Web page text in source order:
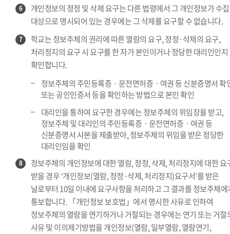
6
개인정보의 정정 및 삭제 요구는 다른 법령에서 그 개인정보가 수집
대상으로 명시되어 있는 경우에는 그 삭제를 요구할 수 없습니다.
7
학교는 정보주체의 권리에 따른 열람의 요구, 정정·삭제의 요구,
처리정지의 요구 시 요구를 한 자가 본인이거나 정당한 대리인인지
확인합니다.
정보주체의 주민등록증ㆍ운전면허증ㆍ여권 등 신분증명서 확
또는 공인인증서 등을 확인하는 방법으로 본인 확인
대리인을 통하여 요구한 경우에는 정보주체의 위임장을 받고,
정보주체 및 대리인의 주민등록증ㆍ운전면허증ㆍ여권 등
신분증명서 사본을 제출받아, 정보주체의 위임을 받은 정당한
대리인임을 확인
8
정보주체의 개인정보에 대한 열람, 정정, 삭제, 처리정지에 대한 요
받을 경우 ‘개인정보(열람, 정정·삭제, 처리정지)요구서’를 받은
날로부터 10일 이내에 요구사항을 처리하고 그 결과를 정보주체에
통보합니다. 「개인정보 보호법」에서 명시한 사유로 인하여
정보주체의 열람을 연기하거나 거절되는 경우에는 연기 또는 거절
사유 및 이의제기방법을 개인정보(열람, 일부열람, 열람연기,